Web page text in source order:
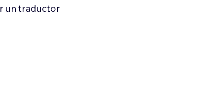
un traductor